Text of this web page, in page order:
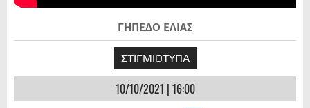
ΓΗΠΕΔΟ ΕΛΙΑΣ
ΣΤΙΓΜΙΟΤΥΠΑ
10/10/2021 | 16:00